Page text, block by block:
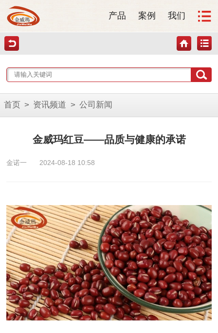
产品 案例 我们
首页 > 资讯频道 > 公司新闻
金威玛红豆——品质与健康的承诺
金诺一 2024-08-18 10:58